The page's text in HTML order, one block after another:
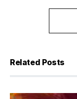
Related Posts